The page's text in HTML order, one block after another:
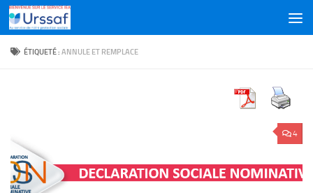
Skip to content
ÉTIQUETÉ :ANNULE ET REMPLACE
4